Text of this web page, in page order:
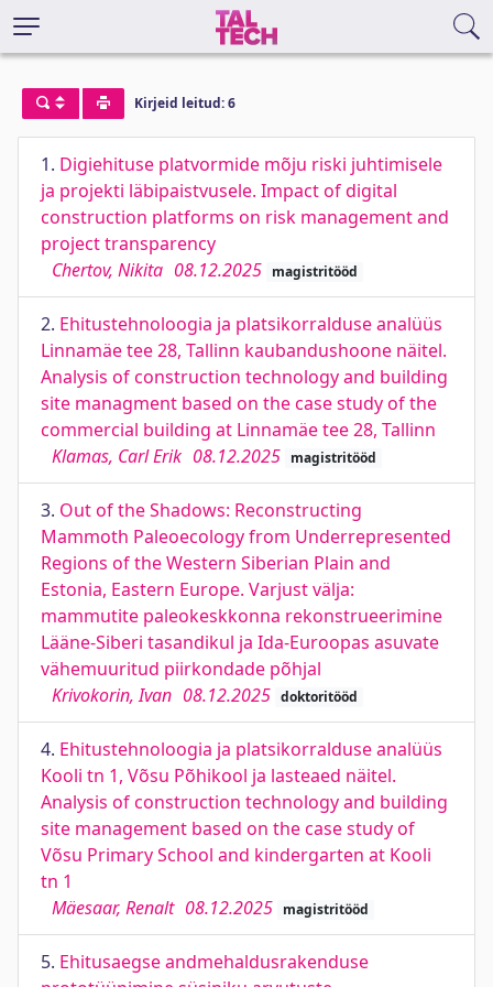
Kirjeid leitud: 6
1. Digiehituse platvormide mõju riski juhtimisele
ja projekti läbipaistvusele. Impact of digital
construction platforms on risk management and
project transparency
Chertov, Nikita 08.12.2025 magistritööd
2. Ehitustehnoloogia ja platsikorralduse analüüs
Linnamäe tee 28, Tallinn kaubandushoone näitel.
Analysis of construction technology and building
site managment based on the case study of the
commercial building at Linnamäe tee 28, Tallinn
Klamas, Carl Erik 08.12.2025 magistritööd
3. Out of the Shadows: Reconstructing
Mammoth Paleoecology from Underrepresented
Regions of the Western Siberian Plain and
Estonia, Eastern Europe. Varjust välja:
mammutite paleokeskkonna rekonstrueerimine
Lääne-Siberi tasandikul ja Ida-Euroopas asuvate
vähemuuritud piirkondade põhjal
Krivokorin, Ivan 08.12.2025 doktoritööd
4. Ehitustehnoloogia ja platsikorralduse analüüs
Kooli tn 1, Võsu Põhikool ja lasteaed näitel.
Analysis of construction technology and building
site management based on the case study of
Võsu Primary School and kindergarten at Kooli
tn 1
Mäesaar, Renalt 08.12.2025 magistritööd
5. Ehitusaegse andmehaldusrakenduse